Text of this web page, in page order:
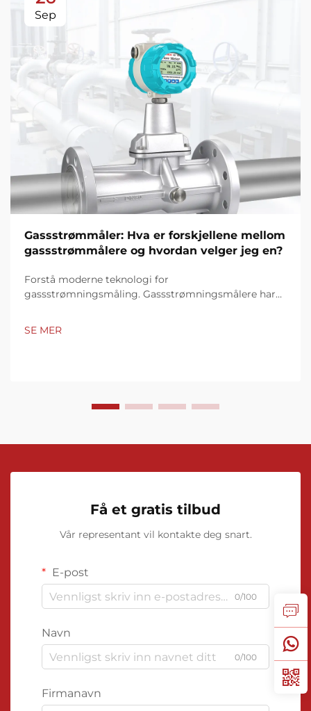
Sep
Gassstrømmåler: Hva er forskjellene mellom
gassstrømmålere og hvordan velger jeg en?
Forstå moderne teknologi for
gassstrømningsmåling. Gassstrømningsmålere har
naturgass og miljøovervåkning. Disse sofistikerte
SE MER
Få et gratis tilbud
Vår representant vil kontakte deg snart.
E-post
0/100
Navn
0/100
Firmanavn